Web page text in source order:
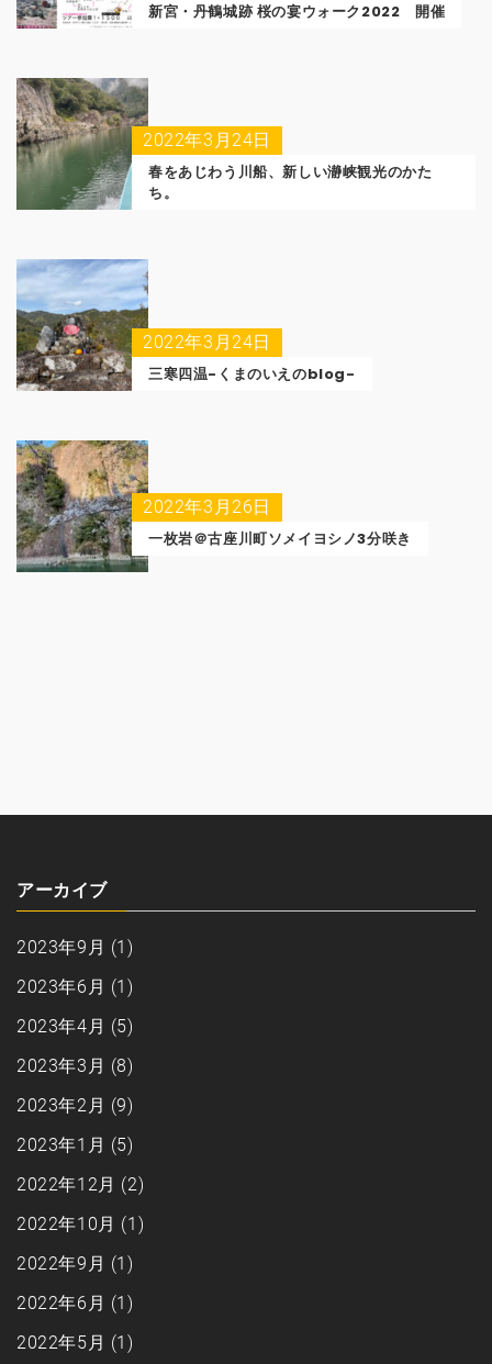
新宮・丹鶴城跡 桜の宴ウォーク2022 開催
2022年3月24日
春をあじわう川船、新しい瀞峡観光のかた
ち。
2022年3月24日
三寒四温-くまのいえのblog-
2022年3月26日
一枚岩＠古座川町ソメイヨシノ3分咲き
アーカイブ
2023年9月 (1)
2023年6月 (1)
2023年4月 (5)
2023年3月 (8)
2023年2月 (9)
2023年1月 (5)
2022年12月 (2)
2022年10月 (1)
2022年9月 (1)
2022年6月 (1)
2022年5月 (1)